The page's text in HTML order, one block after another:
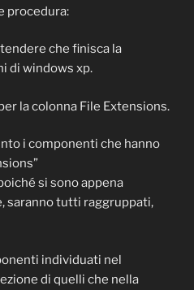
procedura:
che finisca la
di windows xp.
la colonna File Extensions.
i componenti che hanno
si sono appena
saranno tutti raggruppati,
individuati nel
di quelli che nella